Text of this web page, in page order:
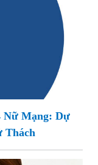
Nữ Mạng: Dự
Thách